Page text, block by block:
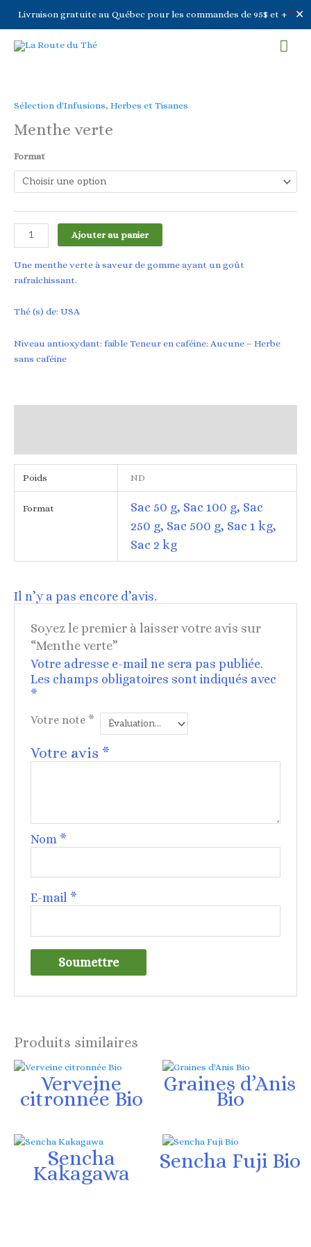
Livraison gratuite au Québec pour les commandes de 95$ et + * ✕
Sélection d'Infusions, Herbes et Tisanes
Menthe verte
Format
quantité
de
Menthe
verte
Ajouter au panier
Une menthe verte à saveur de gomme ayant un goût
rafraîchissant.
Thé (s) de: USA
Niveau antioxydant: faible Teneur en caféine: Aucune – Herbe
sans caféine
Poids ND
Format
Sac 50 g, Sac 100 g, Sac
250 g, Sac 500 g, Sac 1 kg,
Sac 2 kg
Il n’y a pas encore d’avis.
Soyez le premier à laisser votre avis sur
“Menthe verte”
Votre adresse e-mail ne sera pas publiée.
Les champs obligatoires sont indiqués avec
*
Votre note *
Votre avis *
Nom *
E-mail *
Produits similaires
Verveine
citronnée Bio
Graines d’Anis
Bio
Sencha
Kakagawa
Sencha Fuji Bio